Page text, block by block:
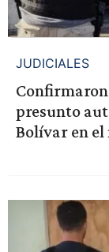
JUDICIALES
presunto
Bolívar en el